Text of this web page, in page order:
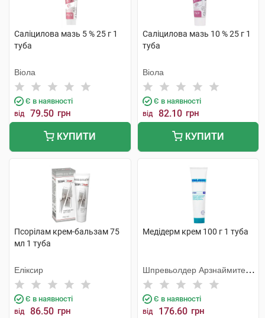
Саліцилова мазь 5 % 25 г 1
туба
Віола
Є в наявності
від 79.50 грн
КУПИТИ
Саліцилова мазь 10 % 25 г 1
туба
Віола
Є в наявності
від 82.10 грн
КУПИТИ
Псорілам крем-бальзам 75
мл 1 туба
Еліксир
Є в наявності
від 86.50 грн
Медідерм крем 100 г 1 туба
Шпревьолдер Арзнаймитель
Гмбх
Є в наявності
від 176.60 грн